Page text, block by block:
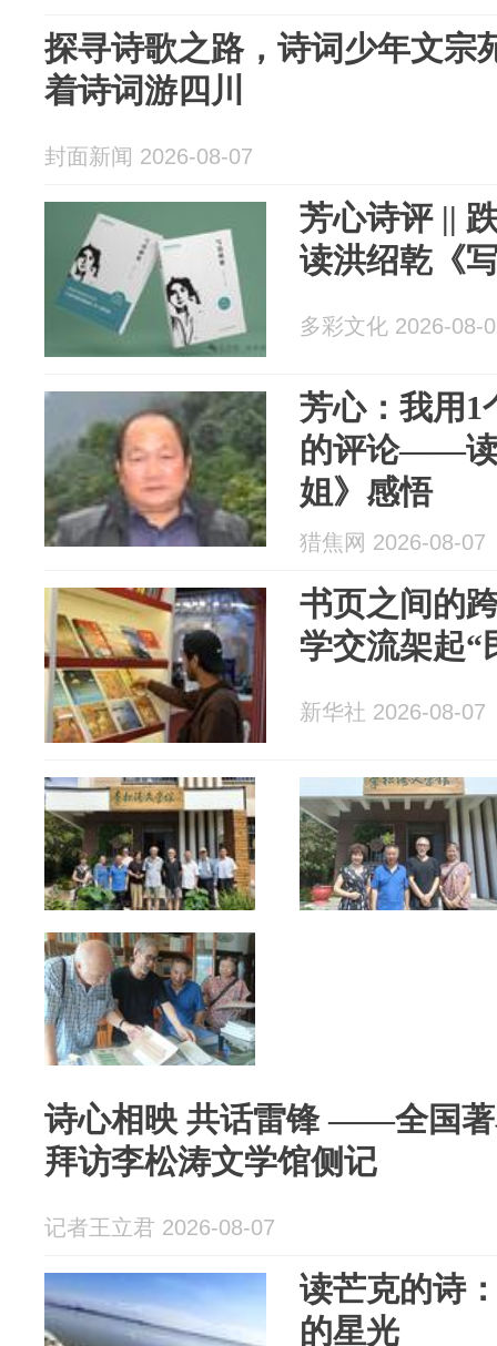
探寻诗歌之路，诗词少年文宗
着诗词游四川
封面新闻 2026-08-07
芳心诗评 ||
读洪绍乾《
多彩文化 2026-08-
芳心：我用1
的评论——读
姐》感悟
猎焦网 2026-08-07
书页之间的
学交流架起“
新华社 2026-08-07
诗心相映 共话雷锋 ——全国著
拜访李松涛文学馆侧记
记者王立君 2026-08-07
读芒克的诗
的星光